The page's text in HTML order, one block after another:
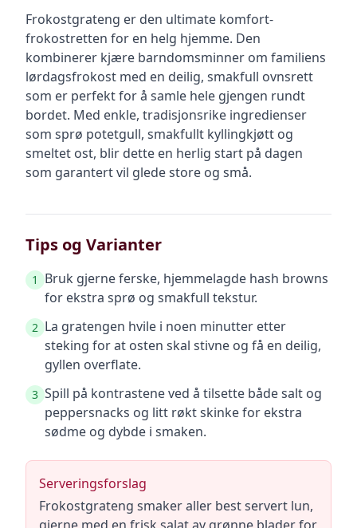
Frokostgrateng er den ultimate komfort-
frokostretten for en helg hjemme. Den
kombinerer kjære barndomsminner om familiens
lørdagsfrokost med en deilig, smakfull ovnsrett
som er perfekt for å samle hele gjengen rundt
bordet. Med enkle, tradisjonsrike ingredienser
som sprø potetgull, smakfullt kyllingkjøtt og
smeltet ost, blir dette en herlig start på dagen
som garantert vil glede store og små.
Tips og Varianter
1
Bruk gjerne ferske, hjemmelagde hash browns
for ekstra sprø og smakfull tekstur.
2 La gratengen hvile i noen minutter etter
steking for at osten skal stivne og få en deilig,
gyllen overflate.
3 Spill på kontrastene ved å tilsette både salt og
peppersnacks og litt røkt skinke for ekstra
sødme og dybde i smaken.
Serveringsforslag
Frokostgrateng smaker aller best servert lun,